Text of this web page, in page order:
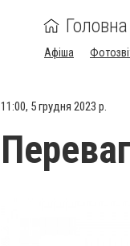
Головна
Афіша
11:00, 5 грудня 2023 р.